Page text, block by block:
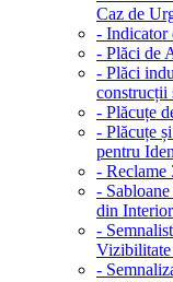
Caz de
- Indicator
- Plăci de
- Plăci
construcții
- Plăcuțe
- Plăcuțe
pentru
- Reclame
-
din
-
-